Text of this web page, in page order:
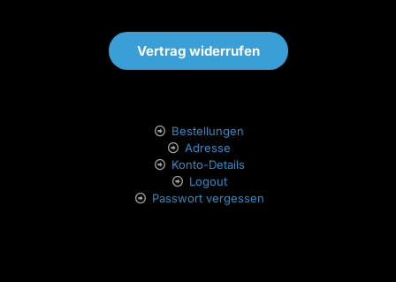
Vertrag widerrufen
Bestellungen
Adresse
Konto-Details
Logout
Passwort vergessen